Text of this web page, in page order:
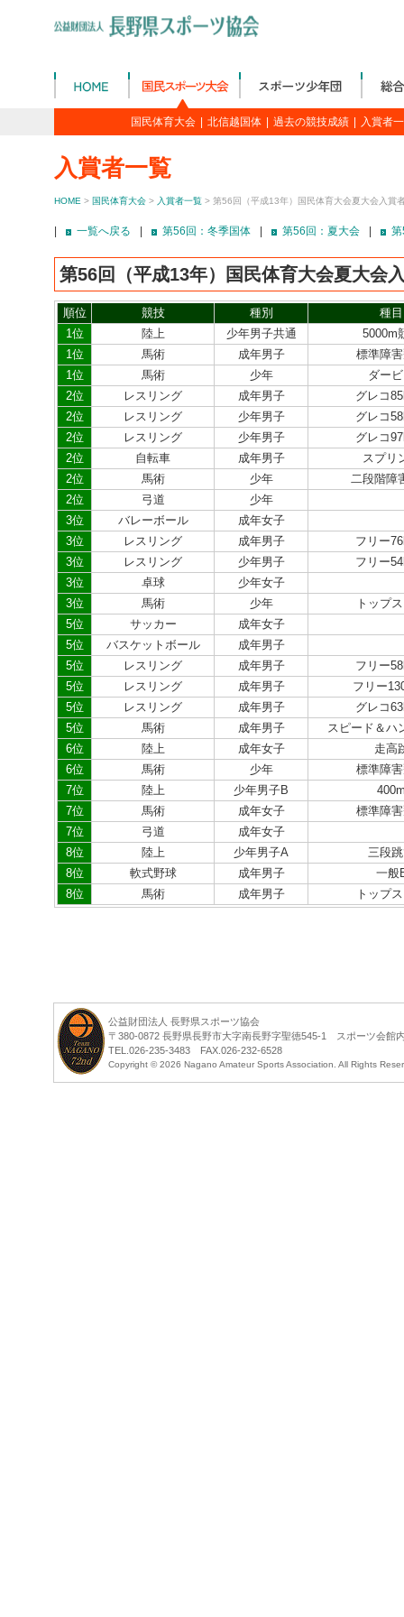
国民体育大会 北信越国体 過去の競技成績 入賞者
入賞者一覧
HOME > 国民体育大会 > 入賞者一覧 > 第56回（平成13年）国民体育大会夏大会入賞
一覧へ戻る 第56回：冬季国体 第56回：夏大会 第
第56回（平成13年）国民体育大会夏大会
順位 競技 種別
種目
1位
陸上 少年男子共通
5000m
1位
馬術 成年男子
標準障
1位
馬術 少年
ダー
2位
レスリング 成年男子
グレコ
2位
レスリング 少年男子
グレコ
2位
レスリング 少年男子
グレコ
2位
自転車 成年男子
スプリ
2位
馬術 少年
二段階障
2位
弓道
少年
3位
バレーボール
成年女子
3位
レスリング 成年男子
フリー
3位
レスリング 少年男子
フリー
3位
卓球
少年女子
3位
馬術 少年
トップ
5位
サッカー
成年女子
5位
バスケットボール
成年男子
5位
レスリング 成年男子
フリー
5位
レスリング 成年男子
フリー
5位
レスリング 成年男子
グレコ
5位
馬術 成年男子
スピード＆ハ
6位
陸上 成年女子
走高
6位
馬術 少年
標準障
7位
陸上 少年男子B
7位
馬術 成年女子
標準障
7位
弓道
成年女子
8位
陸上 少年男子A
三段
8位
軟式野球 成年男子
一般
8位
馬術 成年男子 トップ
公益財団法人 長野県スポーツ協会
〒380-0872 長野県長野市大字南長野字聖徳545-1 スポーツ会館
TEL.026-235-3483 FAX.026-232-6528
Copyright ©2026 Nagano Amateur Sports Association. All Rights